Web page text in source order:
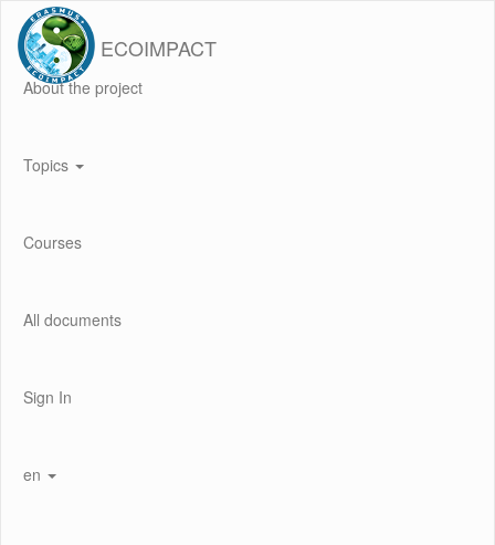
ECOIMPACT
About the project
Topics
Courses
All documents
Sign In
en